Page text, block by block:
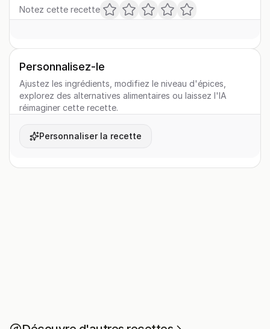
Notez cette recette
Personnalisez-le
Ajustez les ingrédients, modifiez le niveau d'épices,
explorez des alternatives alimentaires ou laissez l'IA
réimaginer cette recette.
Personnaliser la recette